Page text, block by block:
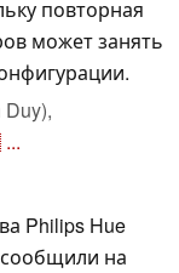
повторная
может занять
...
Philips Hue
на